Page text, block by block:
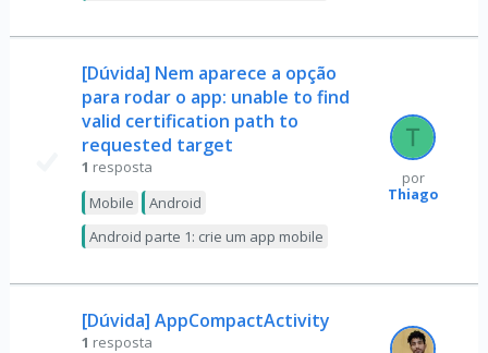
[Dúvida] Nem aparece a opção
para rodar o app: unable to find
valid certification path to
requested target
1 resposta
Mobile
Android
Android parte 1: crie um app mobile
por
Thiago
[Dúvida] AppCompactActivity
1 resposta